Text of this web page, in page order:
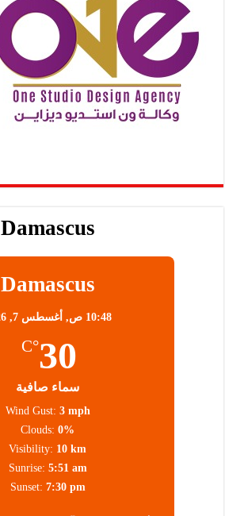
Damascus
Damascus
10:48 ص, أغسطس 7, 2026
30
°C
سماء صافية
Wind Gust: 3 mph
Clouds: 0%
Visibility: 10 km
Sunrise: 5:51 am
Sunset: 7:30 pm